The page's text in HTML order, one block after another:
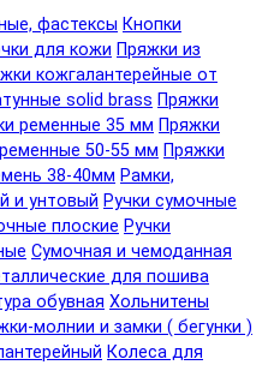
фастексы Кнопки
для кожи Пряжки из
кожгалантерейные от
solid brass Пряжки
ременные 35 мм Пряжки
50-55 мм Пряжки
38-40мм Рамки,
и унтовый Ручки сумочные
плоские Ручки
Сумочная и чемоданная
для пошива
обувная Хольнитены
молнии и замки ( бегунки )
Колеса для